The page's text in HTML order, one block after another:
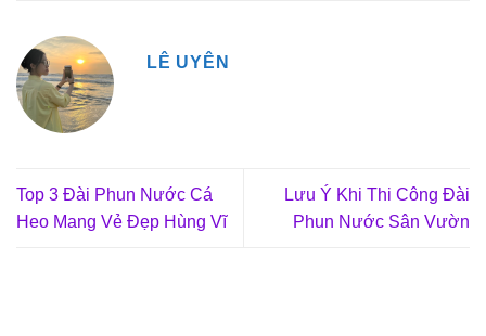
LÊ UYÊN
Top 3 Đài Phun Nước Cá
Heo Mang Vẻ Đẹp Hùng Vĩ
Lưu Ý Khi Thi Công Đài
Phun Nước Sân Vườn